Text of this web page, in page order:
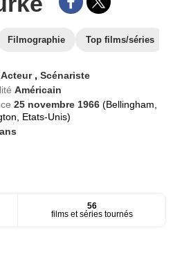
Filmographie Top films/séries
Acteur ,Scénariste
Américain
25 novembre 1966(Bellingham,
Etats-Unis)
ans
56
films et séries tournés